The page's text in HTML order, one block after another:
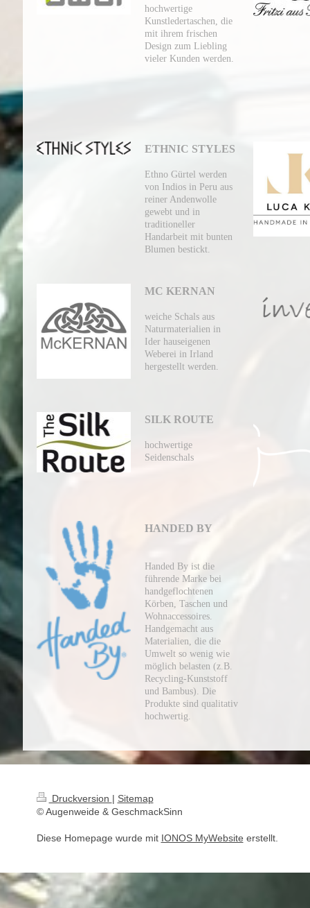
hochwertige
Kunstledertaschen, die
mit ihrem frischen
Design zum Liebling
vieler Kunden werden.
ETHNIC STYLES
Ethno Gürtel werden
von Indios in Peru aus
reiner Andenwolle
gewebt und in
traditioneller
Handarbeit mit bunten
Blumen bestickt.
MC KERNAN
weiche Schals aus
Naturmaterialien in
Ider hauseigenen
Weberei in Irland
hergestellt werden.
SILK ROUTE
hochwertige
Seidenschals
HANDED BY
Handed By ist die
führende Marke bei
handgeflochtenen
Körben, Taschen und
Wohnaccessoires.
Handgemacht aus
Materialien, die die
Umwelt so wenig wie
möglich belasten (z.B.
Recycling-Kunststoff
und Bambus). Die
Produkte sind qualitativ
hochwertig.
Druckversion | Sitemap
© Augenweide & GeschmackSinn
Diese Homepage wurde mit IONOS MyWebsite erstellt.